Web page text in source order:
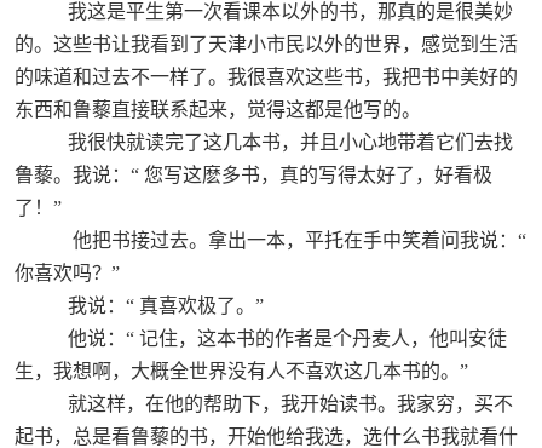
我这是平生第一次看课本以外的书，那真的是很美妙
的。这些书让我看到了天津小市民以外的世界，感觉到生活
的味道和过去不一样了。我很喜欢这些书，我把书中美好的
东西和鲁藜直接联系起来，觉得这都是他写的。
我很快就读完了这几本书，并且小心地带着它们去找
鲁藜。我说：“ 您写这麽多书，真的写得太好了，好看极
了！”
他把书接过去。拿出一本，平托在手中笑着问我说：“
你喜欢吗？”
我说：“ 真喜欢极了。”
他说：“ 记住，这本书的作者是个丹麦人，他叫安徒
生，我想啊，大概全世界没有人不喜欢这几本书的。”
就这样，在他的帮助下，我开始读书。我家穷，买不
起书，总是看鲁藜的书，开始他给我选，选什么书我就看什